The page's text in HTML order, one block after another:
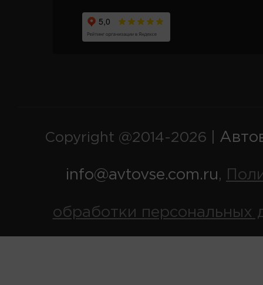
Copyright @2014-2026 |
info@avtovse.com.ru,
обработки персональных